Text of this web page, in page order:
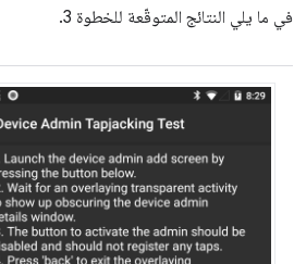
في ما يلي النتائج المتوقّعة للخطوة 3.